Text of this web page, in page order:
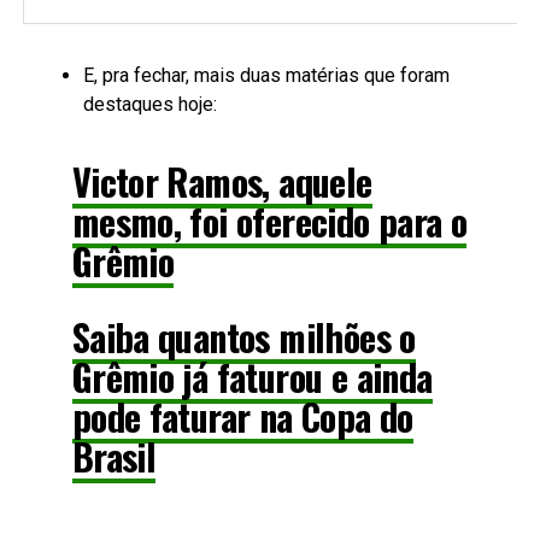
E, pra fechar, mais duas matérias que foram
destaques hoje:
Victor Ramos, aquele
mesmo, foi oferecido para o
Grêmio
Saiba quantos milhões o
Grêmio já faturou e ainda
pode faturar na Copa do
Brasil